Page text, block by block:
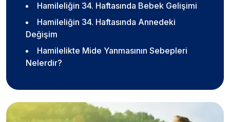
Hamileliğin 34. Haftasında Bebek Gelişimi
Hamileliğin 34. Haftasında Annedeki
Değişim
Hamilelikte Mide Yanmasının Sebepleri
Nelerdir?